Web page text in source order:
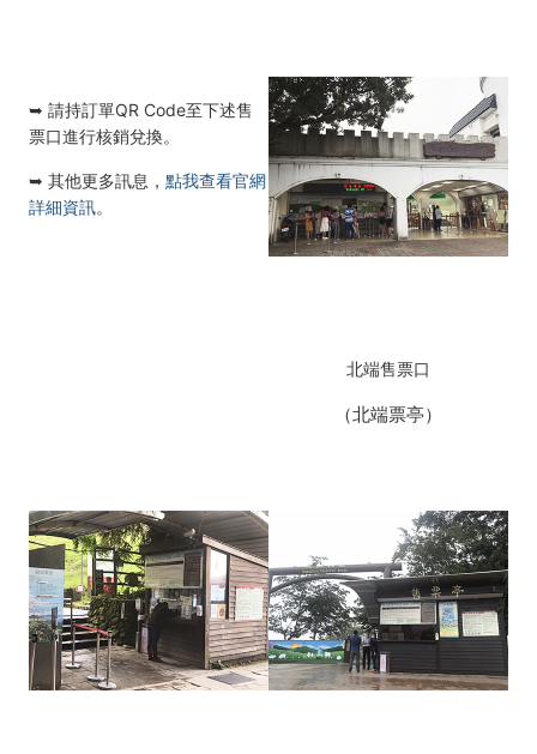
➥ 請持訂單QR Code至下述售
票口進行核銷兌換。
➥ 其他更多訊息， 點我查看官網
詳細資訊。
北端售票口
（北端票亭）